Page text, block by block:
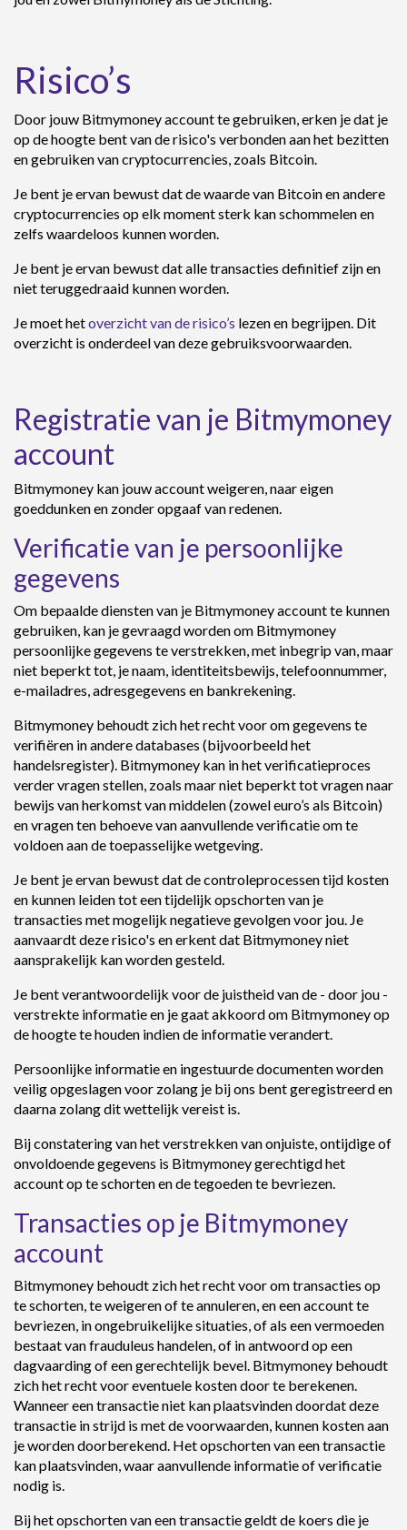
Risico’s
Door jouw Bitmymoney account te gebruiken, erken je dat je
op de hoogte bent van de risico's verbonden aan het bezitten
en gebruiken van cryptocurrencies, zoals Bitcoin.
Je bent je ervan bewust dat de waarde van Bitcoin en andere
cryptocurrencies op elk moment sterk kan schommelen en
zelfs waardeloos kunnen worden.
Je bent je ervan bewust dat alle transacties definitief zijn en
niet teruggedraaid kunnen worden.
Je moet hetoverzicht van de risico’s lezen en begrijpen. Dit
overzicht is onderdeel van deze gebruiksvoorwaarden.
Registratie van je Bitmymoney
account
Bitmymoney kan jouw account weigeren, naar eigen
goeddunken en zonder opgaaf van redenen.
Verificatie van je persoonlijke
gegevens
Om bepaalde diensten van je Bitmymoney account te kunnen
gebruiken, kan je gevraagd worden om Bitmymoney
persoonlijke gegevens te verstrekken, met inbegrip van, maar
niet beperkt tot, je naam, identiteitsbewijs, telefoonnummer,
e-mailadres, adresgegevens en bankrekening.
Bitmymoney behoudt zich het recht voor om gegevens te
verifiëren in andere databases (bijvoorbeeld het
handelsregister). Bitmymoney kan in het verificatieproces
verder vragen stellen, zoals maar niet beperkt tot vragen naar
bewijs van herkomst van middelen (zowel euro’s als Bitcoin)
en vragen ten behoeve van aanvullende verificatie om te
voldoen aan de toepasselijke wetgeving.
Je bent je ervan bewust dat de controleprocessen tijd kosten
en kunnen leiden tot een tijdelijk opschorten van je
transacties met mogelijk negatieve gevolgen voor jou. Je
aanvaardt deze risico's en erkent dat Bitmymoney niet
aansprakelijk kan worden gesteld.
Je bent verantwoordelijk voor de juistheid van de - door jou -
verstrekte informatie en je gaat akkoord om Bitmymoney op
de hoogte te houden indien de informatie verandert.
Persoonlijke informatie en ingestuurde documenten worden
veilig opgeslagen voor zolang je bij ons bent geregistreerd en
daarna zolang dit wettelijk vereist is.
Bij constatering van het verstrekken van onjuiste, ontijdige of
onvoldoende gegevens is Bitmymoney gerechtigd het
account op te schorten en de tegoeden te bevriezen.
Transacties op je Bitmymoney
account
Bitmymoney behoudt zich het recht voor om transacties op
te schorten, te weigeren of te annuleren, en een account te
bevriezen, in ongebruikelijke situaties, of als een vermoeden
bestaat van frauduleus handelen, of in antwoord op een
dagvaarding of een gerechtelijk bevel. Bitmymoney behoudt
zich het recht voor eventuele kosten door te berekenen.
Wanneer een transactie niet kan plaatsvinden doordat deze
transactie in strijd is met de voorwaarden, kunnen kosten aan
je worden doorberekend. Het opschorten van een transactie
kan plaatsvinden, waar aanvullende informatie of verificatie
nodig is.
Bij het opschorten van een transactie geldt de koers die je